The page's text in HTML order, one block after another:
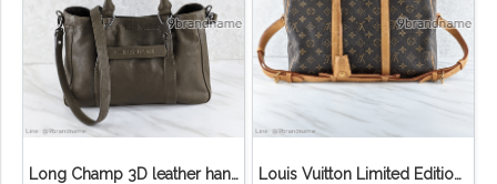
Long Champ 3D leather handbag Louis Vuitton Limited Edition Monogram Canvas Sofia Coppola SC Bag